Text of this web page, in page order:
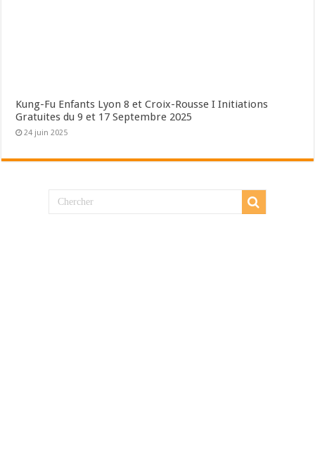
Kung-Fu Enfants Lyon 8 et Croix-Rousse I Initiations
Gratuites du 9 et 17 Septembre 2025
24 juin 2025